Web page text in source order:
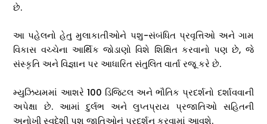
છે.
આ પહેલનો હેતુ મુલાકાતીઓને પશુ-સંબંધિત પ્રવૃત્તિઓ અને ગામ
વિકાસ વચ્ચેના આર્થિક જોડાણો વિશે શિક્ષિત કરવાનો પણ છે, જે
સંસ્કૃતિ અને વિજ્ઞાન પર આધારિત સંતુલિત વાર્તા રજૂ કરે છે.
મ્યુઝિયમમાં આશરે 100 ડિજિટલ અને ભૌતિક પ્રદર્શનો દર્શાવવાની
અપેક્ષા છે. આમાં દુર્લભ અને લુપ્તપ્રાય પ્રજાતિઓ સહિતની
અનોખી સ્વદેશી પશુ જાતિઓનું પ્રદર્શન કરવામાં આવશે.